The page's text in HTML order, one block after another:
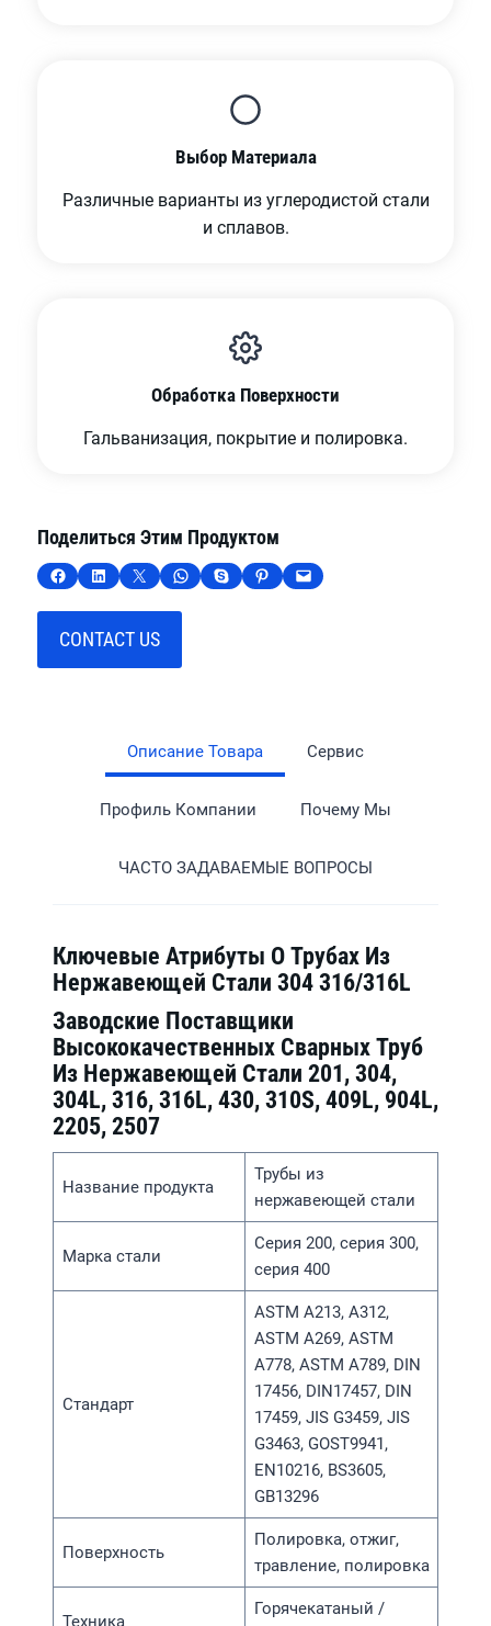
Выбор Материала
Различные варианты из углеродистой стали
и сплавов.
Обработка Поверхности
Гальванизация, покрытие и полировка.
Поделиться Этим Продуктом
Поделиться на Facebook
Поделиться на LinkedIn
Поделиться на X Поделиться в WhatsApp
Поделиться в SkypeПоделиться в PinterestОтправить по электронной почте эту страницу
CONTACT US
Описание Товара Сервис
Профиль Компании Почему Мы
ЧАСТО ЗАДАВАЕМЫЕ ВОПРОСЫ
Ключевые Атрибуты О Трубах Из
Нержавеющей Стали 304 316/316L
Заводские Поставщики
Высококачественных Сварных Труб
Из Нержавеющей Стали 201, 304,
304L, 316, 316L, 430, 310S, 409L, 904L,
2205, 2507
Название продукта
Трубы из
нержавеющей стали
Марка стали
Серия 200, серия 300,
серия 400
Стандарт
ASTM A213, A312,
ASTM A269, ASTM
A778, ASTM A789, DIN
17456, DIN17457, DIN
17459, JIS G3459, JIS
G3463, GOST9941,
EN10216, BS3605,
GB13296
Поверхность
Полировка, отжиг,
травление, полировка
Техника
Горячекатаный /